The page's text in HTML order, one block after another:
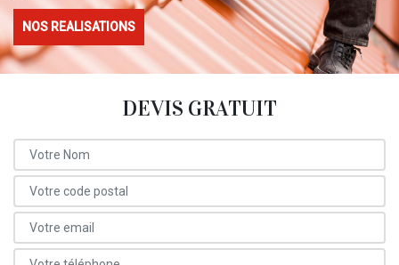
NOS REALISATIONS
DEVIS GRATUIT